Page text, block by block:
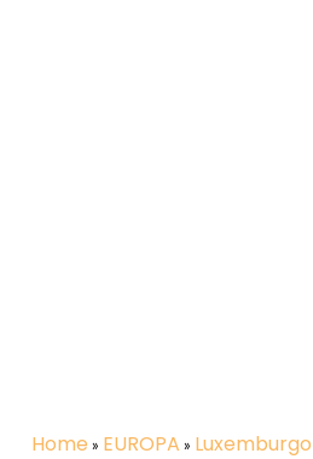
Home » EUROPA » Luxemburgo